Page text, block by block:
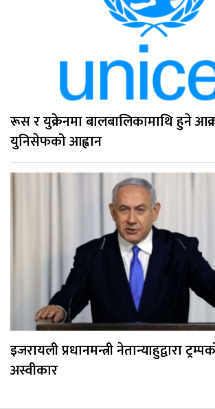
रूस र युक्रेनमा बालबालिकामाथि हुने
युनिसेफको आह्वान
इजरायली प्रधानमन्त्री नेतान्याहुद्वारा
अस्वीकार